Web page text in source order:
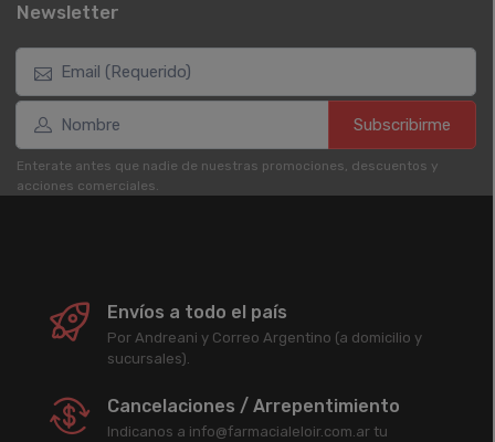
Newsletter
Subscribirme
Enterate antes que nadie de nuestras promociones, descuentos y
acciones comerciales.
Envíos a todo el país
Por Andreani y Correo Argentino (a domicilio y
sucursales).
Cancelaciones / Arrepentimiento
Indicanos a info@farmacialeloir.com.ar tu